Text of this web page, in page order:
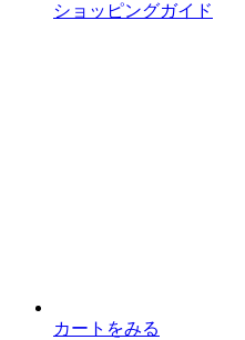
ショッピングガイド
カートをみる